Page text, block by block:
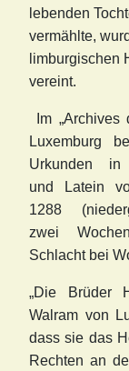
lebenden
vermählte,
limburgischen
Im „Archives
Luxemburg
Urkunden in
und Latein
1288
zwei
Schlacht bei
„Die Brüder
Walram von
dass sie das
Rechten an